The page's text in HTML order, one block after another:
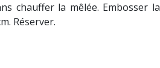
chauffer la mêlée. Embosser la
Réserver.